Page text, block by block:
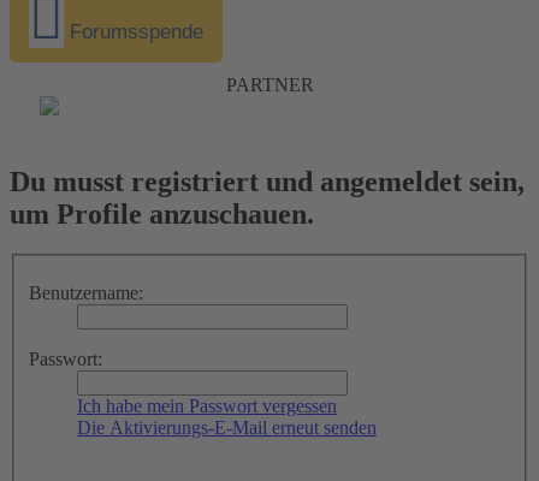
Forumsspende
PARTNER
Du musst registriert und angemeldet sein,
um Profile anzuschauen.
Benutzername:
Passwort:
Ich habe mein Passwort vergessen
Die Aktivierungs-E-Mail erneut senden